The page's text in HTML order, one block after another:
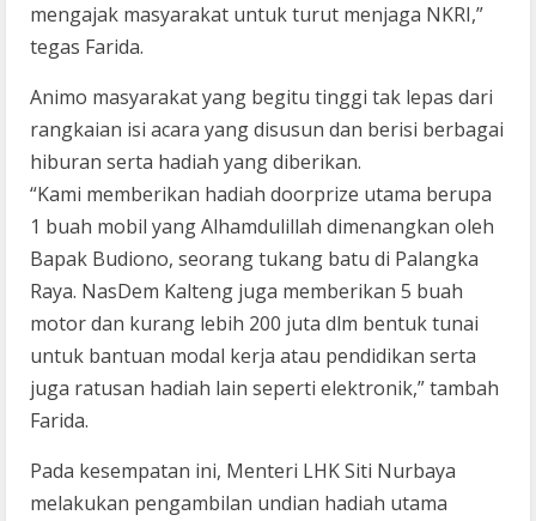
mengajak masyarakat untuk turut menjaga NKRI,”
tegas Farida.
Animo masyarakat yang begitu tinggi tak lepas dari
rangkaian isi acara yang disusun dan berisi berbagai
hiburan serta hadiah yang diberikan.
“Kami memberikan hadiah doorprize utama berupa
1 buah mobil yang Alhamdulillah dimenangkan oleh
Bapak Budiono, seorang tukang batu di Palangka
Raya. NasDem Kalteng juga memberikan 5 buah
motor dan kurang lebih 200 juta dlm bentuk tunai
untuk bantuan modal kerja atau pendidikan serta
juga ratusan hadiah lain seperti elektronik,” tambah
Farida.
Pada kesempatan ini, Menteri LHK Siti Nurbaya
melakukan pengambilan undian hadiah utama